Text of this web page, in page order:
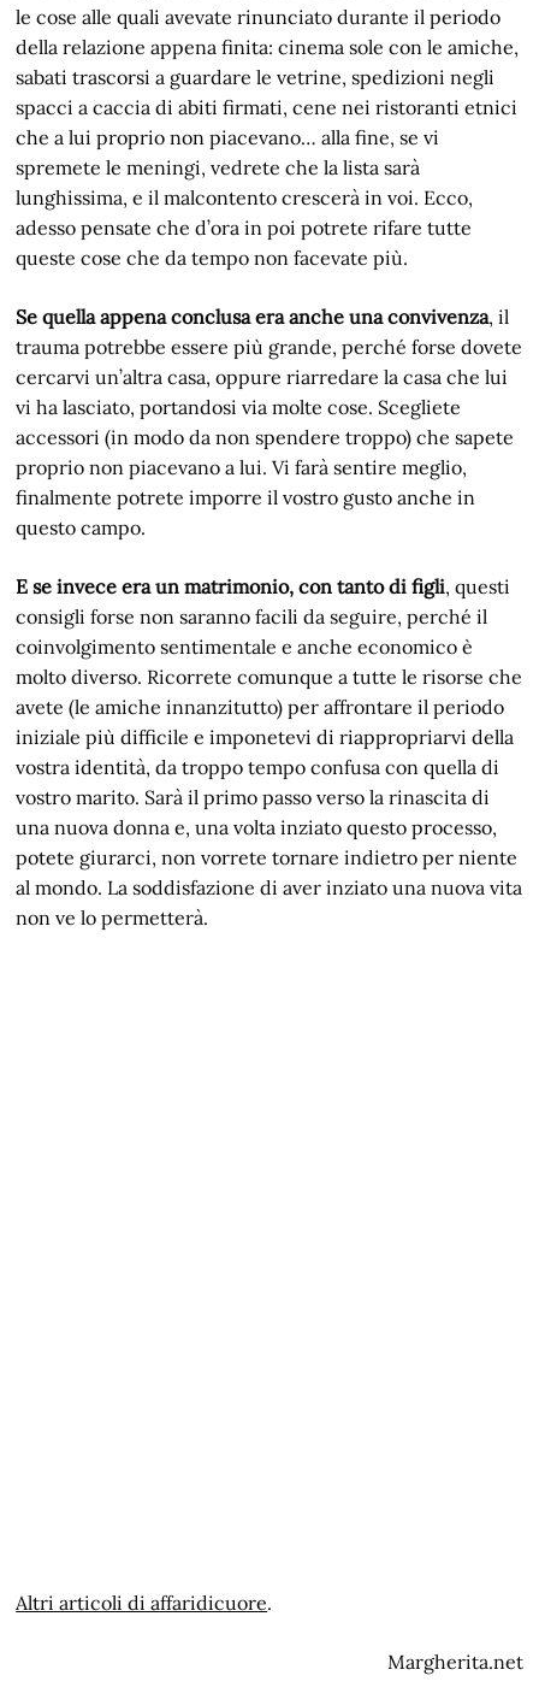
le cose alle quali avevate rinunciato durante il periodo
della relazione appena finita: cinema sole con le amiche,
sabati trascorsi a guardare le vetrine, spedizioni negli
spacci a caccia di abiti firmati, cene nei ristoranti etnici
che a lui proprio non piacevano… alla fine, se vi
spremete le meningi, vedrete che la lista sarà
lunghissima, e il malcontento crescerà in voi. Ecco,
adesso pensate che d’ora in poi potrete rifare tutte
queste cose che da tempo non facevate più.
Se quella appena conclusa era anche una convivenza, il
trauma potrebbe essere più grande, perché forse dovete
cercarvi un’altra casa, oppure riarredare la casa che lui
vi ha lasciato, portandosi via molte cose. Scegliete
accessori (in modo da non spendere troppo) che sapete
proprio non piacevano a lui. Vi farà sentire meglio,
finalmente potrete imporre il vostro gusto anche in
questo campo.
E se invece era un matrimonio, con tanto di figli, questi
consigli forse non saranno facili da seguire, perché il
coinvolgimento sentimentale e anche economico è
molto diverso. Ricorrete comunque a tutte le risorse che
avete (le amiche innanzitutto) per affrontare il periodo
iniziale più difficile e imponetevi di riappropriarvi della
vostra identità, da troppo tempo confusa con quella di
vostro marito. Sarà il primo passo verso la rinascita di
una nuova donna e, una volta inziato questo processo,
potete giurarci, non vorrete tornare indietro per niente
al mondo. La soddisfazione di aver inziato una nuova vita
non ve lo permetterà.
Altri articoli di affaridicuore.
Margherita.net